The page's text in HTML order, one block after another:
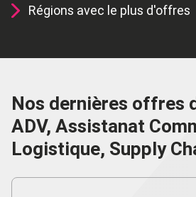
Régions avec le plus d'offres
Nos dernières offres
ADV, Assistanat
Logistique, Supply